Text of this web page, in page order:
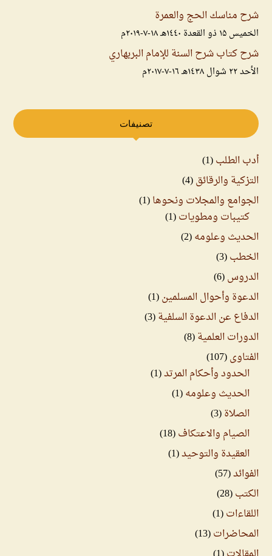
شرح مناسك الحج والعمرة
الخميس ۱۵ ذو القعدة ۱٤٤۰هـ ۱۸-۷-۲۰۱۹م
شرح كتاب شرح السنة للإمام البربهاري
الأحد ۲۲ شوال ۱٤۳۸هـ ۱٦-۷-۲۰۱۷م
تصنيفات
أدب الطلب(1)
التزكية والرقائق(4)
الجوامع والمجلات ونحوها(1)
كتيبات ومطويات(1)
الحديث وعلومه(2)
الخطب(3)
الدروس(6)
الدعوة وأحوال المسلمين(1)
الدفاع عن الدعوة السلفية(3)
الدورات العلمية(8)
الفتاوى(107)
الحدود وأحكام المرتد(1)
الحديث وعلومه(1)
الصلاة(3)
الصيام والاعتكاف(18)
العقيدة والتوحيد(1)
الفوائد(57)
الكتب(28)
اللقاءات(1)
المحاضرات(13)